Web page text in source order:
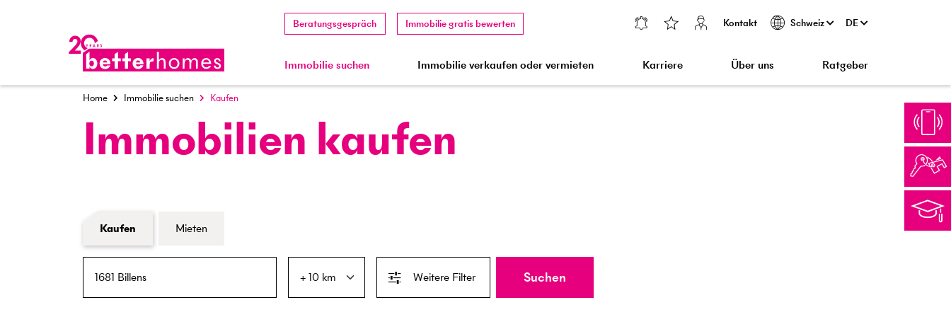
Beratungsgespräch Immobilie gratis bewerten Kontakt Schweiz DE
Immobilie suchen Immobilie verkaufen oder vermieten Karriere Über uns Ratgeber
Home Immobilie suchen Kaufen
Immobilien kaufen
Formular Immobiliensuche
Kaufen
Mieten
Weitere Filter Suchen